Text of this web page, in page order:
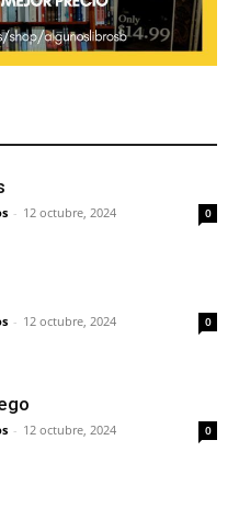
- 12 octubre, 2024 0
- 12 octubre, 2024 0
- 12 octubre, 2024 0